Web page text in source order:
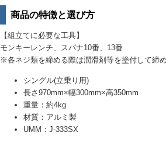
商品の特徴と選び方
【組立てに必要な工具】
モンキーレンチ、スパナ10番、13番
※各ネジ類を締める際は潤滑剤等を塗付して締
シングル(立乗り用)
長さ970mm×幅300mm×高350mm
重量：約4kg
材質：アルミ製
UMM：J-333SX